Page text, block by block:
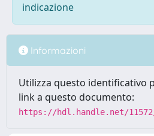
indicazione
Informazioni
Utilizza questo identificativo
link a questo documento:
https://hdl.handle.net/11572/